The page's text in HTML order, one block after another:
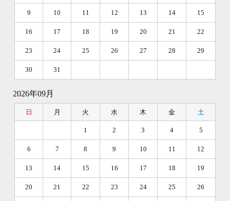
9 10 11 12 13 14 15
16 17 18 19 20 21 22
23 24 25 26 27 28 29
30 31
2026年09月
日 月 火 水 木 金 土
1 2 3 4 5
6 7 8 9 10 11 12
13 14 15 16 17 18 19
20 21 22 23 24 25 26